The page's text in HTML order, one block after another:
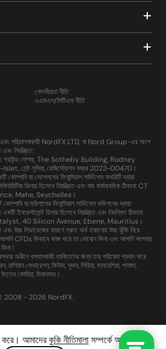
করে। আমাদেরকুকি নীতিমালাসম্পর্কে আরও জানুন।
গোপনীয়তা নীতি
এএমএল/সিটিএফ নীতি
পরিচালনাকারী NordFX LTD, যা Nord Group-এর অংশ
নিয়ন্ত্রিত:
গ্রাউন্ড ফ্লোর, The Sotheby Building, Rodney
সেন্ট লুসিয়া, রেজিস্ট্রেশন নম্বর 2023-00470।
যা সেশেলসের ফিনান্সিয়াল সার্ভিসেস অথরিটি দ্বারা
ডিলার হিসেবে নিয়ন্ত্রিত এবং যার কার্যক্রমিক ঠিকানা: CT
Mahe, Seychelles।
যা মরিশাসের ফিনান্সিয়াল সার্ভিসেস কমিশনের দ্বারা
ইনভেস্টমেন্ট ডিলার হিসেবে নিয়ন্ত্রিত এবং নিবন্ধিত ঠিকানা:
40 Silicon Avenue, Ebene, Mauritius।
উচ্চ লিভারেজের কারণে দ্রুত অর্থ হারানোর উচ্চ ঝুঁকি নিয়ে
CFDs কিভাবে কাজ করে তা বোঝেন কিনা এবং আপনি আপনার
অধীনে বসবাসকারী ব্যক্তিদের জন্য তার পরিষেবা প্রদান করে
রাশিয়ান ফেডারেশন, কিউবা, সুদান, সিরিয়া, মালয়েশিয়া, পানামা,
উত্তর কোরিয়া, মিয়ানমার।
2008 - 2026 NordFX.